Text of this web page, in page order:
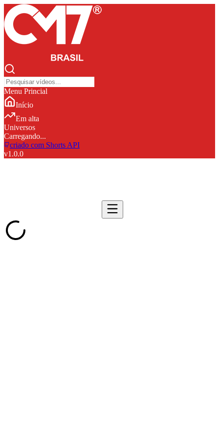
Menu Princial
Início
Em alta
Universos
Carregando...
criado com Shorts API
v1.0.0